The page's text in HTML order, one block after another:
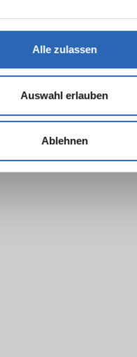
Alle zulassen
Auswahl erlauben
Ablehnen